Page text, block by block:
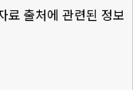
료 출처에 관련된 정보